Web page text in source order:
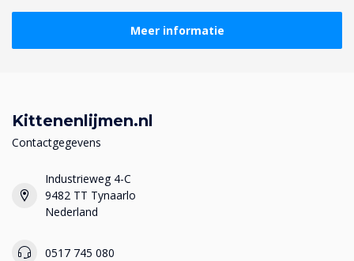
Meer informatie
Kittenenlijmen.nl
Contactgegevens
Industrieweg 4-C
9482 TT Tynaarlo
Nederland
0517 745 080